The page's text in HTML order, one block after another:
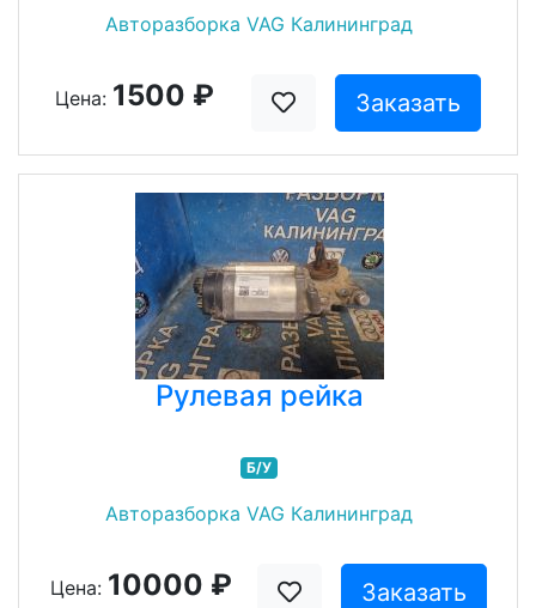
Авторазборка VAG Калининград
Цена: 1500 ₽ Заказать
Рулевая рейка
Б/У
Авторазборка VAG Калининград
Цена: 10000 ₽ Заказать